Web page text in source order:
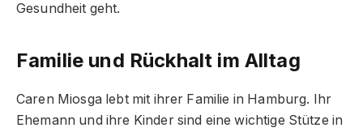
Gesundheit geht.
Familie und Rückhalt im Alltag
Caren Miosga lebt mit ihrer Familie in Hamburg. Ihr
Ehemann und ihre Kinder sind eine wichtige Stütze in